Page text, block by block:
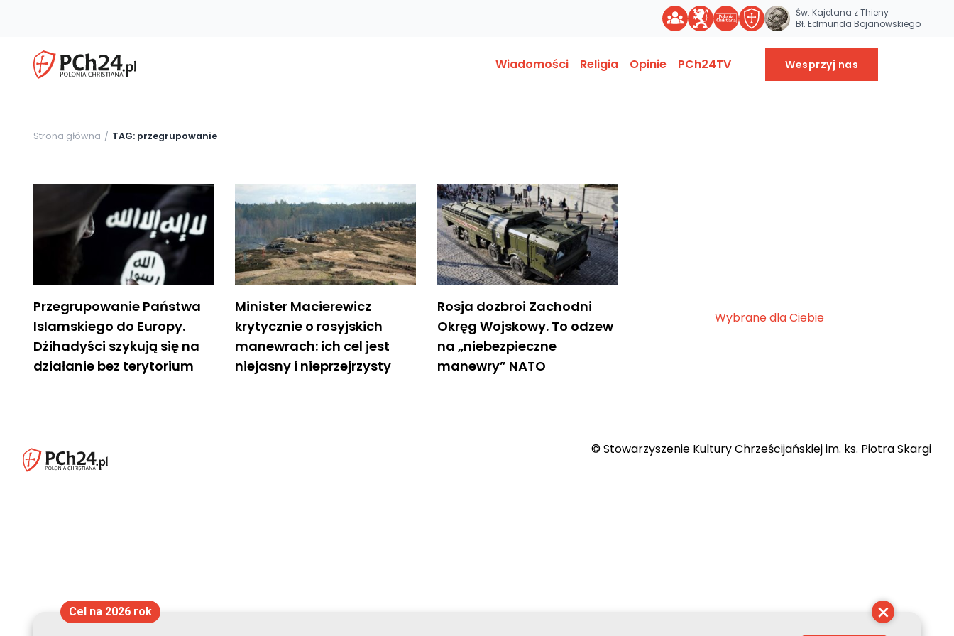
Św. Kajetana z Thieny
Bł. Edmunda Bojanowskiego
Wiadomości Religia Opinie PCh24TV Wesprzyj nas
Strona główna TAG: przegrupowanie
Przegrupowanie Państwa
Islamskiego do Europy.
Dżihadyści szykują się na
działanie bez terytorium
Minister Macierewicz
krytycznie o rosyjskich
manewrach: ich cel jest
niejasny i nieprzejrzysty
Rosja dozbroi Zachodni
Okręg Wojskowy. To odzew
na „niebezpieczne
manewry” NATO
Wybrane dla Ciebie
© Stowarzyszenie Kultury Chrześcijańskiej im. ks. Piotra Skargi
×
Cel na 2026 rok